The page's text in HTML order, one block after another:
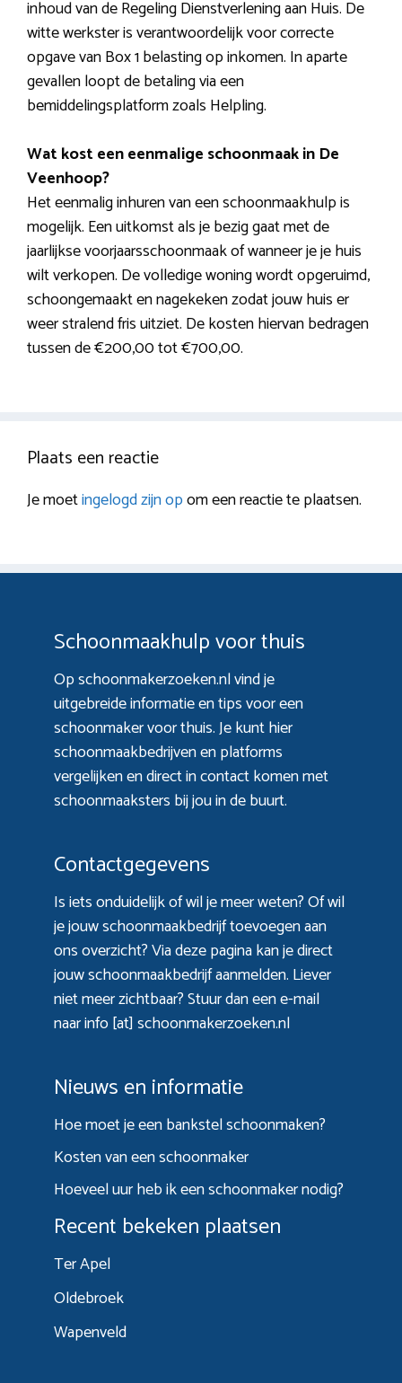
inhoud van de Regeling Dienstverlening aan Huis. De
witte werkster is verantwoordelijk voor correcte
opgave van Box 1 belasting op inkomen. In aparte
gevallen loopt de betaling via een
bemiddelingsplatform zoals Helpling.
Wat kost een eenmalige schoonmaak in De
Veenhoop?
Het eenmalig inhuren van een schoonmaakhulp is
mogelijk. Een uitkomst als je bezig gaat met de
jaarlijkse voorjaarsschoonmaak of wanneer je je huis
wilt verkopen. De volledige woning wordt opgeruimd,
schoongemaakt en nagekeken zodat jouw huis er
weer stralend fris uitziet. De kosten hiervan bedragen
tussen de €200,00 tot €700,00.
Plaats een reactie
Je moetingelogd zijn opom een reactie te plaatsen.
Schoonmaakhulp voor thuis
Op schoonmakerzoeken.nl vind je
uitgebreide informatie en tips voor een
schoonmaker voor thuis. Je kunt hier
schoonmaakbedrijven en platforms
vergelijken en direct in contact komen met
schoonmaaksters bij jou in de buurt.
Contactgegevens
Is iets onduidelijk of wil je meer weten? Of wil
je jouw schoonmaakbedrijf toevoegen aan
ons overzicht? Viadeze paginakan je direct
jouw schoonmaakbedrijf aanmelden. Liever
niet meer zichtbaar? Stuur dan een e-mail
naar info [at] schoonmakerzoeken.nl
Nieuws en informatie
Hoe moet je een bankstel schoonmaken?
Kosten van een schoonmaker
Hoeveel uur heb ik een schoonmaker nodig?
Recent bekeken plaatsen
Ter Apel
Oldebroek
Wapenveld